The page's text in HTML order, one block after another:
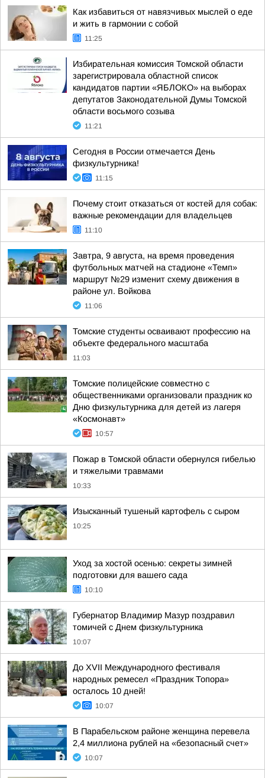
Как избавиться от навязчивых мыслей о еде
и жить в гармонии с собой
11:25
Избирательная комиссия Томской области
зарегистрировала областной список
кандидатов партии «ЯБЛОКО» на выборах
депутатов Законодательной Думы Томской
области восьмого созыва
11:21
Сегодня в России отмечается День
физкультурника!
11:15
Почему стоит отказаться от костей для собак:
важные рекомендации для владельцев
11:10
Завтра, 9 августа, на время проведения
футбольных матчей на стадионе «Темп»
маршрут №29 изменит схему движения в
районе ул. Войкова
11:06
Томские студенты осваивают профессию на
объекте федерального масштаба
11:03
Томские полицейские совместно с
общественниками организовали праздник ко
Дню физкультурника для детей из лагеря
«Космонавт»
10:57
Пожар в Томской области обернулся гибелью
и тяжелыми травмами
10:33
Изысканный тушеный картофель с сыром
10:25
Уход за хостой осенью: секреты зимней
подготовки для вашего сада
10:10
Губернатор Владимир Мазур поздравил
томичей с Днем физкультурника
10:07
До XVII Международного фестиваля
народных ремесел «Праздник Топора»
осталось 10 дней!
10:07
В Парабельском районе женщина перевела
2,4 миллиона рублей на «безопасный счет»
10:07